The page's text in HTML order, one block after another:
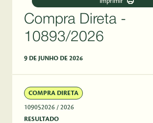
Compra Direta -
10893/2026
9 DE JUNHO DE 2026
COMPRA DIRETA
109052026 / 2026
RESULTADO